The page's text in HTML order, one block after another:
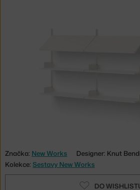
Značka: New Works
Designer: Knut
Kolekce: Sestavy New Works
DO